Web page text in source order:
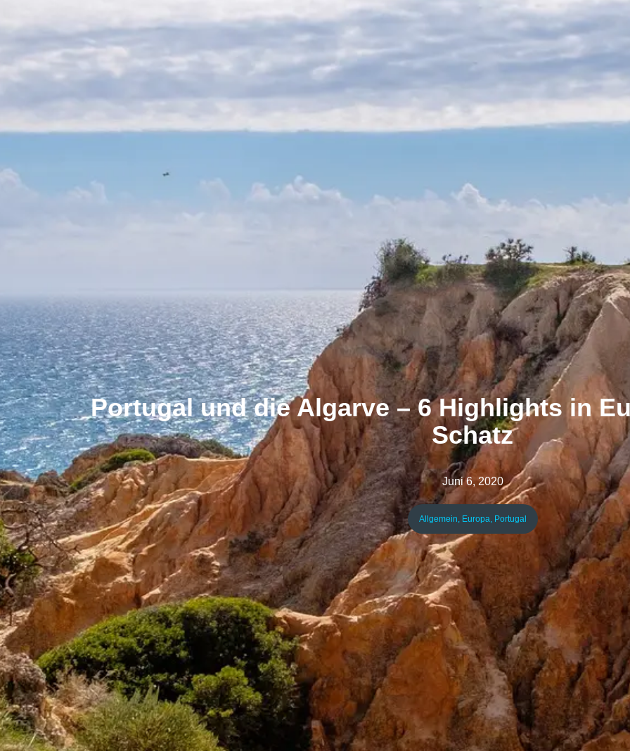
Portugal und die Algarve – 6 Highlights in
Schatz
Juni 6, 2020
Allgemein Europa Portugal